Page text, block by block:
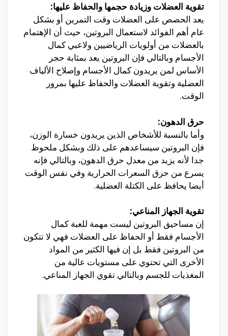
تقوية العضلات وزيادة حجمها والحفاظ عليها:
يعد الحصص على العضلات وقت التمرين أو بشكل
عام أهم الفوائد لاستعمال البروتين، حيث أن الإهتمام
بالعضلات من أولويات الرياضيين ولاعبي كمال
الأجسام وبالتالي فإن البروتين يعد بمثابة حجر
الأساس لمن يريدون كمال الأجسام وإصلاح الألياف
العضلية وتقوية العضلات والحفاظ عليها بمرور
الوقت.
حرق الدهون:
وأما بالنسبة للأشخاص الذين يريدون خسارة الوزن،
فإن البروتين سيساعدهم على ذلك وبشكل ملحوظ
جدا لأنه يزيد من معدل حرق الدهون، وبالتالي فإنه
يسرع من حرق السعرات الحرارية وفي نفس الوقت
أيضا يحافظ على الكتلة العضلية.
تقوية الجهاز المناعي:
إن مساحيق البروتين ليست مهمة للعبة كمال
الأجسام فقط أو الحفاظ على العضلات فهي لا تتكون
من البروتين فقط بل إن فيها الكثير من المواد
الأخرى التي تحتوي على مستويات عالية من
المغذيات للجسم وبالتالي تقوي الجهاز المناعي.